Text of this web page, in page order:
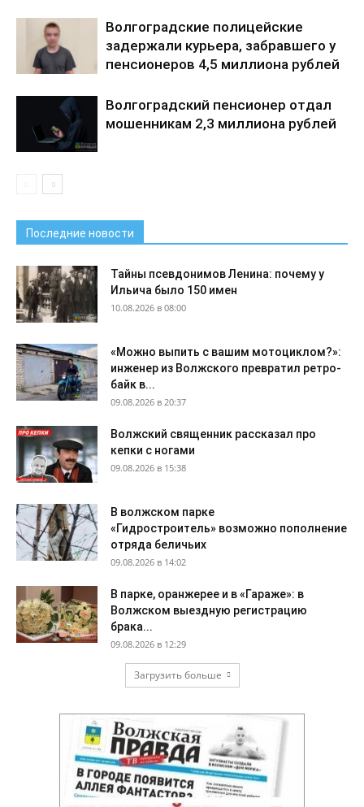
Волгоградские полицейские
задержали курьера, забравшего у
пенсионеров 4,5 миллиона рублей
Волгоградский пенсионер отдал
мошенникам 2,3 миллиона рублей
Последние новости
Тайны псевдонимов Ленина: почему у
Ильича было 150 имен
10.08.2026 в 08:00
«Можно выпить с вашим мотоциклом?»:
инженер из Волжского превратил ретро-
байк в...
09.08.2026 в 20:37
Волжский священник рассказал про
кепки с ногами
09.08.2026 в 15:38
В волжском парке
«Гидростроитель» возможно пополнение
отряда беличьих
09.08.2026 в 14:02
В парке, оранжерее и в «Гараже»: в
Волжском выездную регистрацию
брака...
09.08.2026 в 12:29
Загрузить больше